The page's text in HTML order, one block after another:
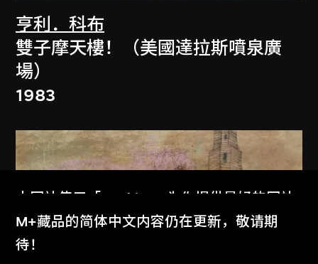
亨利．科布
雙子摩天樓！（美國達拉斯噴泉廣
場）
1983
本网站使用「Cookies」为你提供最好的网站
体验。
了解更多
M+藏品的简体中文内容仍在更新，敬请期
待！